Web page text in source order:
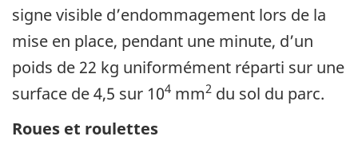
signe visible d’endommagement lors de la
mise en place, pendant une minute, d’un
poids de 22 kg uniformément réparti sur une
surface de 4,5 sur 104 mm2 du sol du parc.
Roues et roulettes